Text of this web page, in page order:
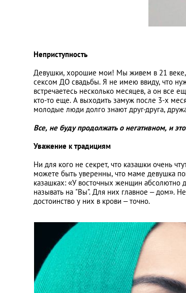
Неприступность
Девушки, хорошие мои! Мы живем в 21 веке,
сексом ДО свадьбы. Я не имею ввиду, что
встречаетесь несколько месяцев, а он все
кто-то еще. А выходить замуж после 3-х
молодые люди долго знают друг-друга,
Все, не буду продолжать о негативном, и
Уважение к традициям
Ни для кого не секрет, что казашки очень
можете быть уверенны, что маме девушка
казашках: «У восточных женщин абсолютно
называть на "Вы". Для них главное – дом».
достоинство у них в крови – точно.